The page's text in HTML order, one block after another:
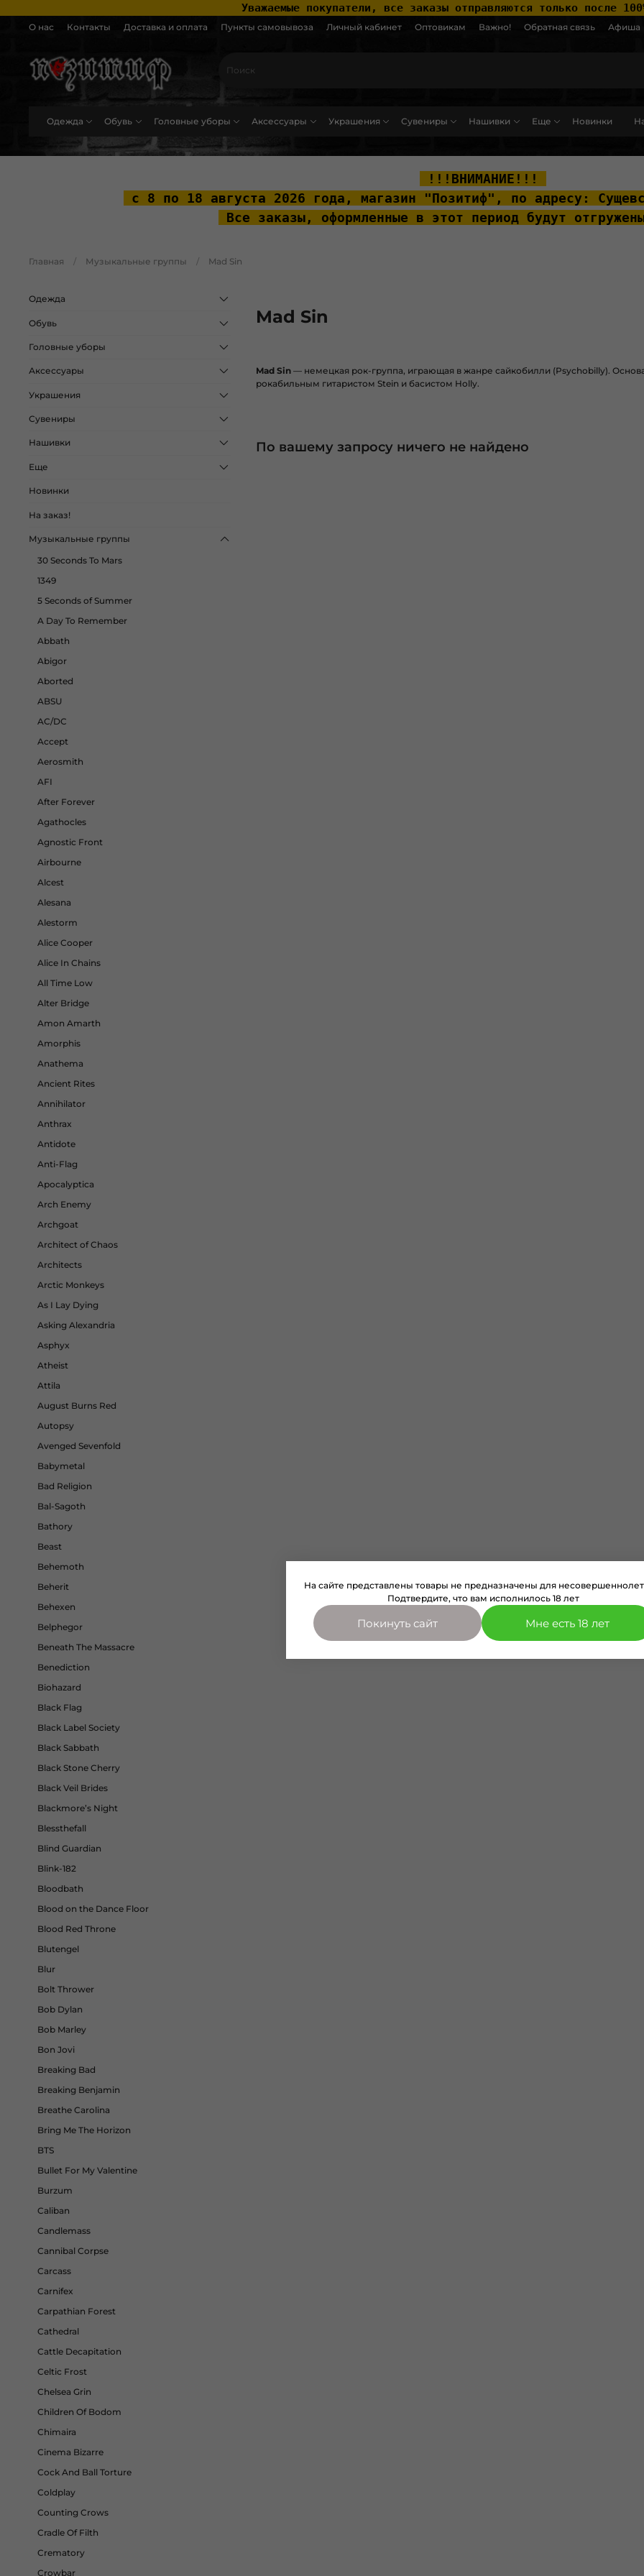
Уважаемые покупатели, все заказы отправляются только после
О нас Контакты Доставка и оплата Пункты самовывоза Личный кабинет Оптовикам Важно! Обратная связь Афиша
Одежда Обувь Головные уборы Аксессуары Украшения Сувениры Нашивки Еще Новинки
!!!ВНИМАНИЕ!!!
с 8 по 18 августа 2026 года, магазин "Позитиф", по адресу:
Все заказы, оформленные в этот период будут
Главная Музыкальные группы Mad Sin
Mad Sin
Mad Sin— немецкая рок-группа, играющая в жанре сайкобилли (Psychobilly).
рокабильным гитаристом Stein и басистом Holly.
По вашему запросу ничего не найдено
Одежда
Обувь
Головные уборы
Аксессуары
Украшения
Сувениры
Нашивки
Еще
Новинки
На заказ!
Музыкальные группы
30 Seconds To Mars
1349
5 Seconds of Summer
A Day To Remember
Abbath
Abigor
Aborted
ABSU
AC/DC
Accept
Aerosmith
AFI
After Forever
Agathocles
Agnostic Front
Airbourne
Alcest
Alesana
Alestorm
Alice Cooper
Alice In Chains
All Time Low
Alter Bridge
Amon Amarth
Amorphis
Anathema
Ancient Rites
Annihilator
Anthrax
Antidote
Anti-Flag
Apocalyptica
Arch Enemy
Archgoat
Architect of Chaos
Architects
Arctic Monkeys
As I Lay Dying
Asking Alexandria
Asphyx
Atheist
Attila
August Burns Red
Autopsy
Avenged Sevenfold
Babymetal
Bad Religion
Bal-Sagoth
Bathory
Beast
Behemoth
Beherit
Behexen
Belphegor
Beneath The Massacre
Benediction
Biohazard
Black Flag
Black Label Society
Black Sabbath
Black Stone Cherry
Black Veil Brides
Blackmore’s Night
Blessthefall
Blind Guardian
Blink-182
Bloodbath
Blood on the Dance Floor
Blood Red Throne
Blutengel
Blur
Bolt Thrower
Bob Dylan
Bob Marley
Bon Jovi
Breaking Bad
Breaking Benjamin
Breathe Carolina
Bring Me The Horizon
BTS
Bullet For My Valentine
Burzum
Caliban
Candlemass
Cannibal Corpse
Carcass
Carnifex
Carpathian Forest
Cathedral
Cattle Decapitation
Celtic Frost
Chelsea Grin
Children Of Bodom
Chimaira
Cinema Bizarre
Cock And Ball Torture
Coldplay
Counting Crows
Cradle Of Filth
Crematory
Crowbar
На сайте представлены товары не предназначены для
Подтвердите, что вам исполнилось 18 лет
Покинуть сайт Мне есть 18 лет